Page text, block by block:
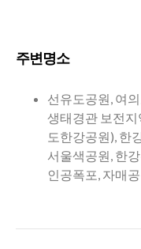
주변명소
선유도공원, 여
생태경관 보전
도한강공원), 한
서울색공원, 한
인공폭포, 자매